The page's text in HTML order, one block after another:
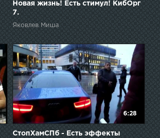
Новая жизнь! Есть стимул! КибОрг
7.
Яковлев Миша
6:28
СтопХамСПб - Есть эффекты